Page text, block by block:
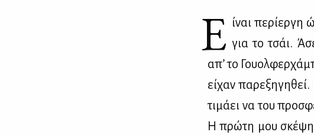
Ε ίναι πε­ρί­ερ­γη
για το τσάι.
απ’ το
εί­χαν
τι­μά­ει να του
Η πρώ­τη μου